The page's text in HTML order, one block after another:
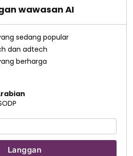
wawasan AI
sedang popular
dan adtech
berharga